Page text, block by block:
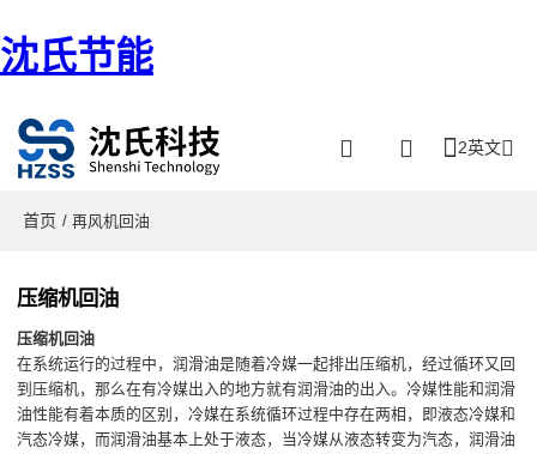
沈氏节能
2英文
首页 / 再风机回油
压缩机回油
压缩机回油
在系统运行的过程中，润滑油是随着冷媒一起排出压缩机，经过循环又回
到压缩机，那么在有冷媒出入的地方就有润滑油的出入。冷媒性能和润滑
油性能有着本质的区别，冷媒在系统循环过程中存在两相，即液态冷媒和
汽态冷媒，而润滑油基本上处于液态，当冷媒从液态转变为汽态，润滑油